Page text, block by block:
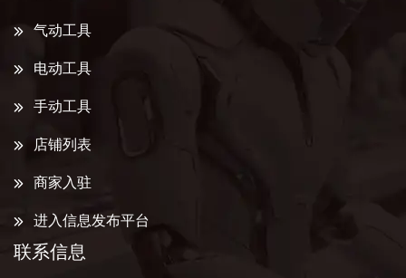
气动工具
电动工具
手动工具
店铺列表
商家入驻
进入信息发布平台
联系信息